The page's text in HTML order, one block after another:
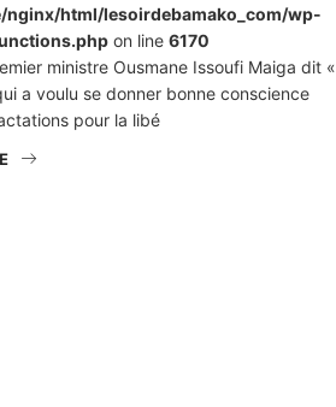
nginx/html/lesoirdebamako_com/wp-
on line 6170
ministre Ousmane Issoufi Maiga dit «
a voulu se donner bonne conscience
pour la libé